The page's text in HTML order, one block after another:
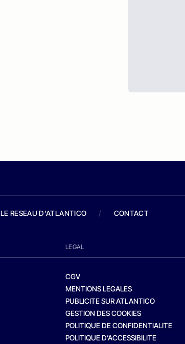
LE RESEAU D'ATLANTICO / CONTACT
LEGAL
CGV
MENTIONS LEGALES
PUBLICITE SUR ATLANTICO
GESTION DES COOKIES
POLITIQUE DE CONFIDENTIALITE
POLITIQUE D’ACCESSIBILITE